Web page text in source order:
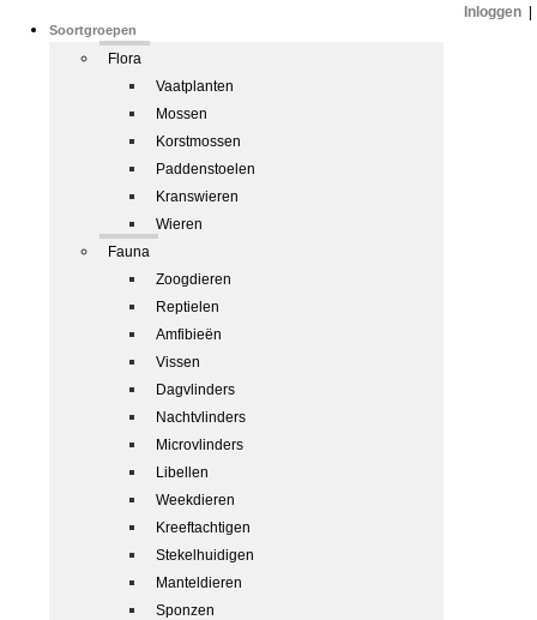
Soortgroepen
Flora
Vaatplanten
Mossen
Korstmossen
Paddenstoelen
Kranswieren
Wieren
Fauna
Zoogdieren
Reptielen
Amfibieën
Vissen
Dagvlinders
Nachtvlinders
Microvlinders
Libellen
Weekdieren
Kreeftachtigen
Stekelhuidigen
Manteldieren
Sponzen
Inloggen